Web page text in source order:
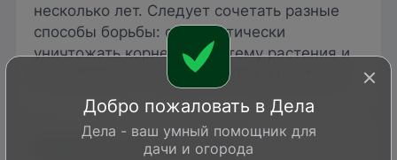
несколько лет. Следует сочетать разные
способы борьбы: систематически
уничтожать корневую систему растения и
не допускать его разрастания и цветения.
Механические способы
Добро пожаловать в Дела
Дела - ваш умный помощник для
дачи и огорода